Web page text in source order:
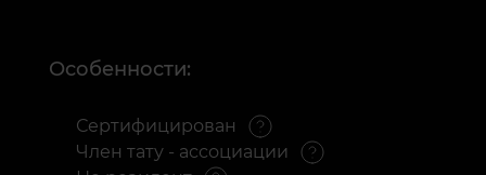
Особенности:
Сертифицирован
Член тату - ассоциации